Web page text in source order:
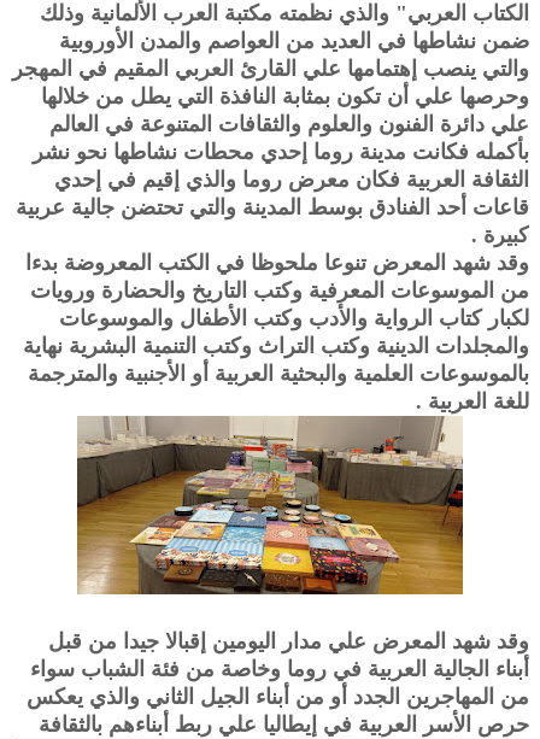
الكتاب العربي" والذي نظمته مكتبة العرب الألمانية وذلك
ضمن نشاطها في العديد من العواصم والمدن الأوروبية
والتي ينصب إهتمامها علي القارئ العربي المقيم في المهجر
وحرصها علي أن تكون بمثابة النافذة التي يطل من خلالها
علي دائرة الفنون والعلوم والثقافات المتنوعة في العالم
بأكمله فكانت مدينة روما إحدي محطات نشاطها نحو نشر
الثقافة العربية فكان معرض روما والذي إقيم في إحدي
قاعات أحد الفنادق بوسط المدينة والتي تحتضن جالية عربية
كبيرة .
وقد شهد المعرض تنوعا ملحوظا في الكتب المعروضة بدءا
من الموسوعات المعرفية وكتب التاريخ والحضارة ورويات
لكبار كتاب الرواية والأدب وكتب الأطفال والموسوعات
والمجلدات الدينية وكتب التراث وكتب التنمية البشرية نهاية
بالموسوعات العلمية والبحثية العربية أو الأجنبية والمترجمة
للغة العربية .
وقد شهد المعرض علي مدار اليومين إقبالا جيدا من قبل
أبناء الجالية العربية في روما وخاصة من فئة الشباب سواء
من المهاجرين الجدد أو من أبناء الجيل الثاني والذي يعكس
حرص الأسر العربية في إيطاليا علي ربط أبناءهم بالثقافة